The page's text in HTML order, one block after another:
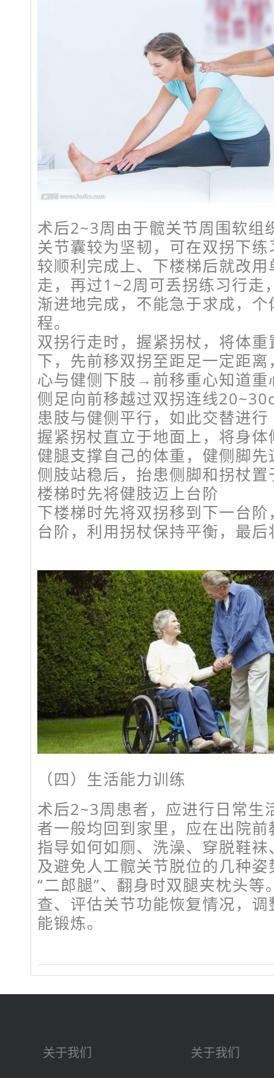
术后2~3周由于髋关节周围软组
关节囊较为坚韧，可在双拐下
较顺利完成上、下楼梯后就改
走，再过1~2周可丢拐练习行走
渐进地完成，不能急于求成，
程。
双拐行走时，握紧拐杖，将体
下，先前移双拐至距足一定距
心与健侧下肢→前移重心知道
侧足向前移越过双拐连线
患肢与健侧平行，如此交替进行
握紧拐杖直立于地面上，将身
健腿支撑自己的体重，健侧脚
侧肢站稳后，抬患侧脚和拐杖
楼梯时先将健肢迈上台阶
下楼梯时先将双拐移到下一台
台阶，利用拐杖保持平衡，最
（四）生活能力训练
术后2~3周患者，应进行日常生
者一般均回到家里，应在出院
指导如何如厕、洗澡、穿脱鞋
及避免人工髋关节脱位的几种
“二郎腿”、翻身时双腿夹枕头
查、评估关节功能恢复情况，
能锻炼。
关于我们 关于我们